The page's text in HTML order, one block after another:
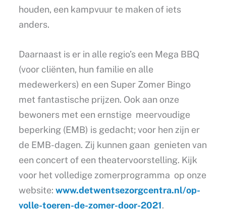
houden, een kampvuur te maken of iets
anders.
Daarnaast is er in alle regio’s een Mega BBQ
(voor cliënten, hun familie en alle
medewerkers) en een Super Zomer Bingo
met fantastische prijzen. Ook aan onze
bewoners met een ernstige meervoudige
beperking (EMB) is gedacht; voor hen zijn er
de EMB-dagen. Zij kunnen gaan genieten van
een concert of een theatervoorstelling. Kijk
voor het volledige zomerprogramma op onze
website: www.detwentsezorgcentra.nl/op-
volle-toeren-de-zomer-door-2021.